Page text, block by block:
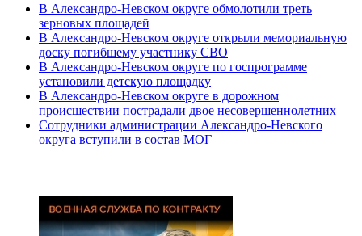
В Александро-Невском округе обмолотили треть
зерновых площадей
В Александро-Невском округе открыли мемориальную
доску погибшему участнику СВО
В Александро-Невском округе по госпрограмме
установили детскую площадку
В Александро-Невском округе в дорожном
происшествии пострадали двое несовершеннолетних
Сотрудники администрации Александро-Невского
округа вступили в состав МОГ